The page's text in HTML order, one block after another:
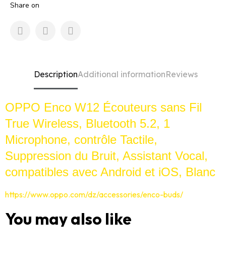
Share on
DescriptionAdditional informationReviews
OPPO Enco W12 Écouteurs sans Fil
True Wireless, Bluetooth 5.2, 1
Microphone, contrôle Tactile,
Suppression du Bruit, Assistant Vocal,
compatibles avec Android et iOS, Blanc
https://www.oppo.com/dz/accessories/enco-buds/
You may also like